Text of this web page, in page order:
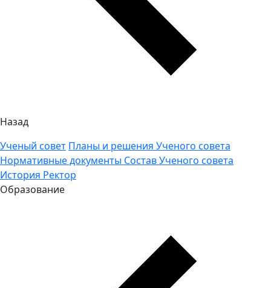
Назад
Ученый совет Планы и решения Ученого совета
Нормативные документы Состав Ученого совета
История Ректор
Образование